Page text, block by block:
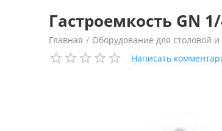
Гастроемкость GN
Главная / Оборудование для столовой
Гастроемкость GN 1/4-20 Gastromix
Написать